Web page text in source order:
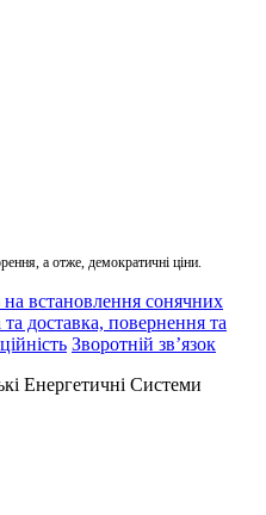
а отже, демократичні ціни.
встановлення сонячних
доставка, повернення та
Зворотній зв’язок
Енергетичні Системи